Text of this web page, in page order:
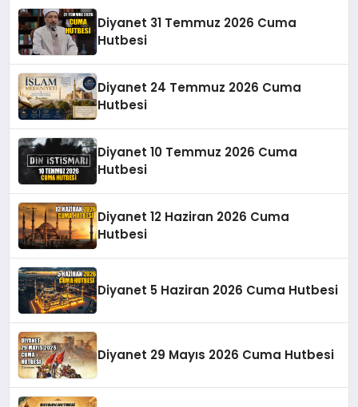
Diyanet 31 Temmuz 2026 Cuma
Hutbesi
Diyanet 24 Temmuz 2026 Cuma
Hutbesi
Diyanet 10 Temmuz 2026 Cuma
Hutbesi
Diyanet 12 Haziran 2026 Cuma
Hutbesi
Diyanet 5 Haziran 2026 Cuma Hutbesi
Diyanet 29 Mayıs 2026 Cuma Hutbesi